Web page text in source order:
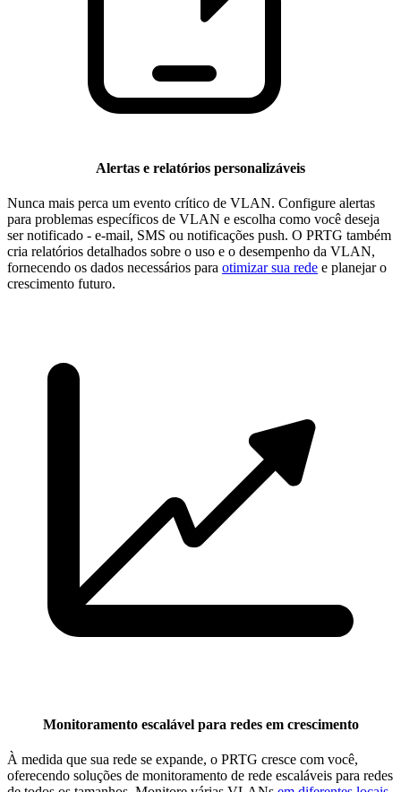
Alertas e relatórios personalizáveis
Nunca mais perca um evento crítico de VLAN. Configure alertas
para problemas específicos de VLAN e escolha como você deseja
ser notificado - e-mail, SMS ou notificações push. O PRTG também
cria relatórios detalhados sobre o uso e o desempenho da VLAN,
fornecendo os dados necessários para otimizar sua rede e planejar o
crescimento futuro.
Monitoramento escalável para redes em crescimento
À medida que sua rede se expande, o PRTG cresce com você,
oferecendo soluções de monitoramento de rede escaláveis para redes